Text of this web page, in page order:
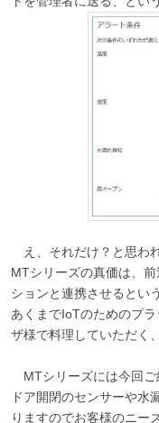
え、それだけ？と思わ
MTシリーズの真価は、
ションと連携させるとい
あくまでIoTのためのプ
ザ様で料理していただく
MTシリーズには今回ご
ドア開閉のセンサーや水
りますのでお客様のニー